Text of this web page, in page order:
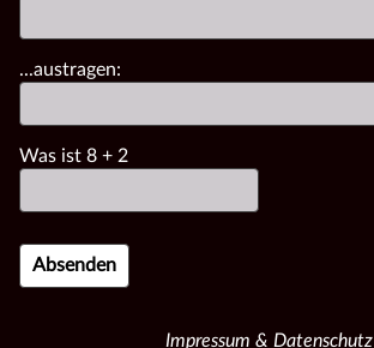
...austragen:
Was ist 8 + 2
Impressum & Datenschutz